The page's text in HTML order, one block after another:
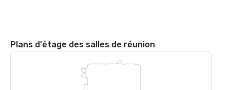
Plans d'étage des salles de réunion